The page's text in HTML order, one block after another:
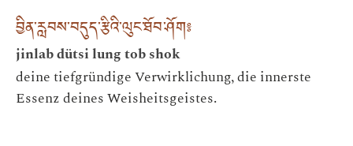
བྱིན་རླབས་བདུད་རྩིའི་ལུང་ཐོབ་ཤོག༔
jinlab dütsi lung tob shok
deine tiefgründige Verwirklichung, die innerste
Essenz deines Weisheitsgeistes.